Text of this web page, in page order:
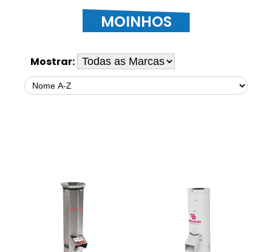
MOINHOS
Mostrar: